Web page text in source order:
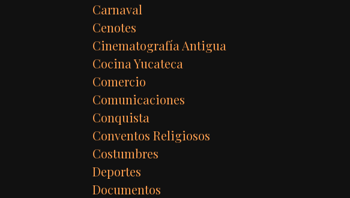
Carnaval
Cenotes
Cinematografía Antigua
Cocina Yucateca
Comercio
Comunicaciones
Conquista
Conventos Religiosos
Costumbres
Deportes
Documentos